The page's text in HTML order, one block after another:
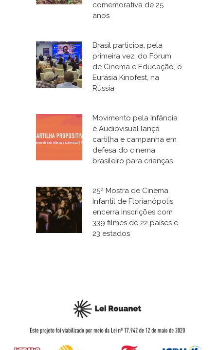
comemorativa de 25
anos
Brasil participa, pela
primeira vez, do Fórum
de Cinema e Educação, o
Eurásia Kinofest, na
Rússia
Movimento pela Infância
e Audiovisual lança
cartilha e campanha em
defesa do cinema
brasileiro para crianças
25ª Mostra de Cinema
Infantil de Florianópolis
encerra inscrições com
339 filmes de 22 países e
23 estados